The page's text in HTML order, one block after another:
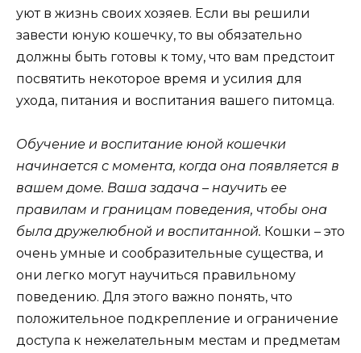
уют в жизнь своих хозяев. Если вы решили
завести юную кошечку, то вы обязательно
должны быть готовы к тому, что вам предстоит
посвятить некоторое время и усилия для
ухода, питания и воспитания вашего питомца.
Обучение и воспитание юной кошечки
начинается с момента, когда она появляется в
вашем доме. Ваша задача – научить ее
правилам и границам поведения, чтобы она
была дружелюбной и воспитанной. Кошки – это
очень умные и сообразительные существа, и
они легко могут научиться правильному
поведению. Для этого важно понять, что
положительное подкрепление и ограничение
доступа к нежелательным местам и предметам